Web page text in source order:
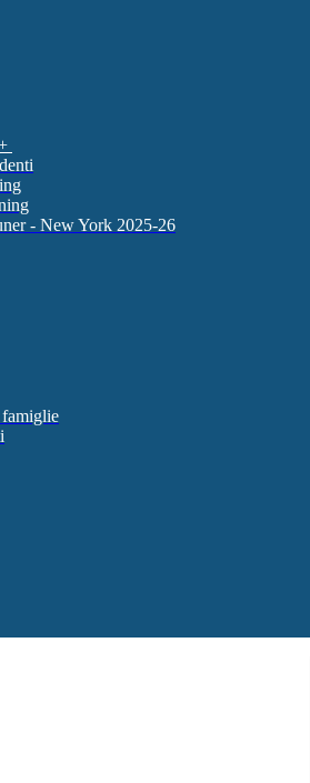
- New York 2025-26